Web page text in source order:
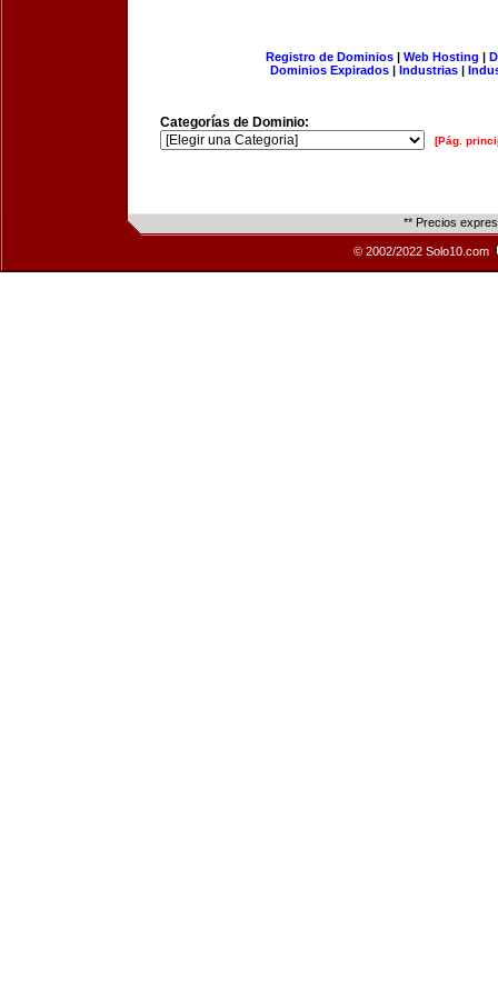
Registro de Dominios| Web Hosting |
Dominios Expirados | Industrias |
Categorías de Dominio:
[Pág.
** Precios
© 2002/2022 Solo10.com